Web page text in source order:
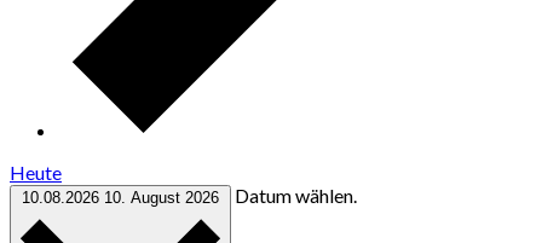
Heute
10.08.2026 10. August 2026 Datum wählen.